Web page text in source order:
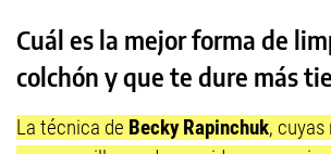
Cuál es la mejor forma de
colchón y que te dure más
La técnica de Becky Rapinchuk,